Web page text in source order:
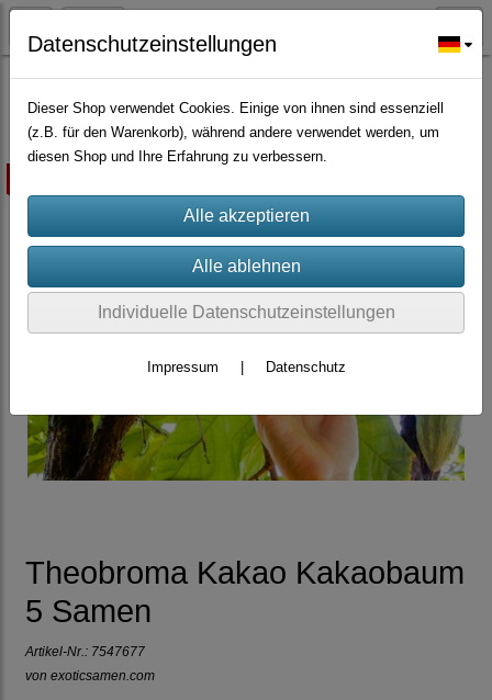
Zierpflanzen
Theobroma Kakao Kakaobaum
5 Samen
Artikel-Nr.: 7547677
von exoticsamen.com
Datenschutzeinstellungen
Dieser Shop verwendet Cookies. Einige von ihnen sind essenziell
(z.B. für den Warenkorb), während andere verwendet werden, um
diesen Shop und Ihre Erfahrung zu verbessern.
Individuelle Datenschutzeinstellungen
Impressum Datenschutz